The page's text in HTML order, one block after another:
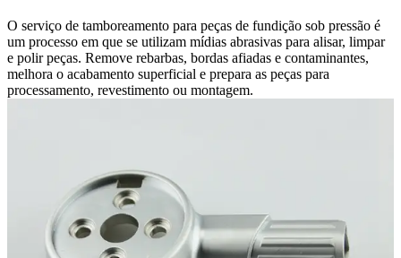
O serviço de tamboreamento para peças de fundição sob pressão é
um processo em que se utilizam mídias abrasivas para alisar, limpar
e polir peças. Remove rebarbas, bordas afiadas e contaminantes,
melhora o acabamento superficial e prepara as peças para
processamento, revestimento ou montagem.